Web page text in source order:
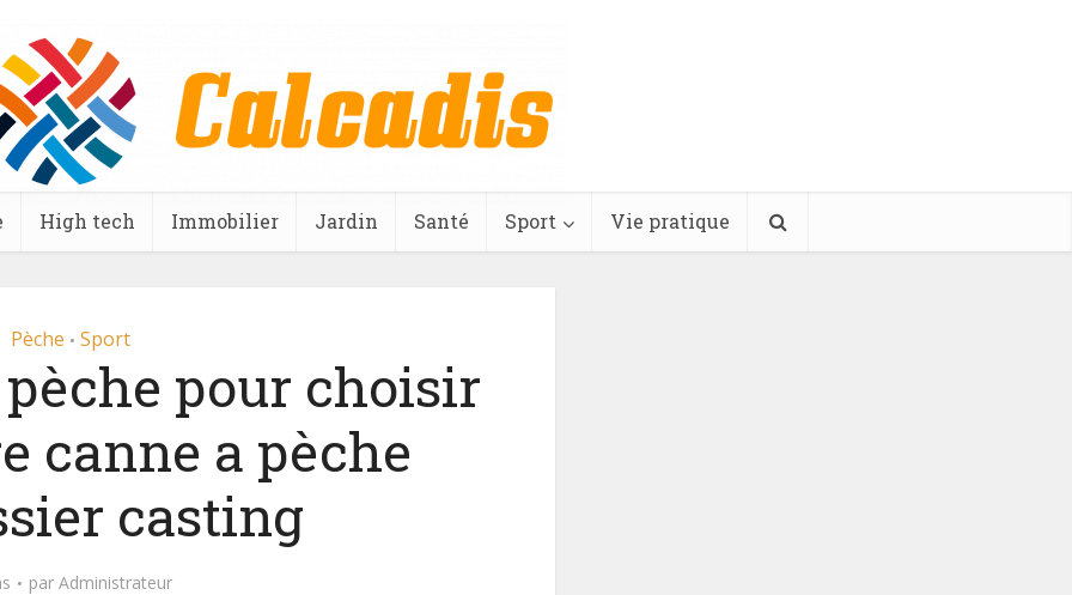
High tech Immobilier Jardin Santé Sport Vie pratique
Pèche • Sport
pour choisir
canne a pèche
casting
par Administrateur